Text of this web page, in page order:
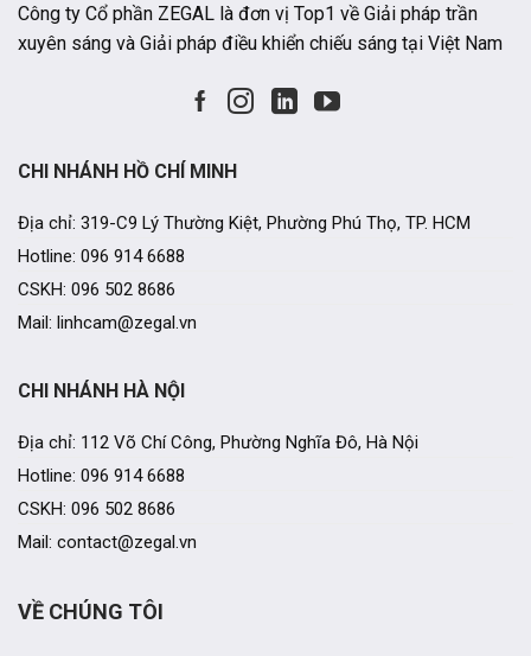
Công ty Cổ phần ZEGAL là đơn vị Top1 về Giải pháp trần
xuyên sáng và Giải pháp điều khiển chiếu sáng tại Việt Nam
VỀ CHÚNG TÔI
CHI NHÁNH HÀ NỘI
Địa chỉ: 112 Võ Chí Công, Phường Nghĩa Đô, Hà Nội
Hotline: 096 914 6688
CSKH: 096 502 8686
Mail: contact@zegal.vn
CHI NHÁNH HỒ CHÍ MINH
Địa chỉ: 319-C9 Lý Thường Kiệt, Phường Phú Thọ, TP. HCM
Hotline: 096 914 6688
CSKH: 096 502 8686
Mail: linhcam@zegal.vn